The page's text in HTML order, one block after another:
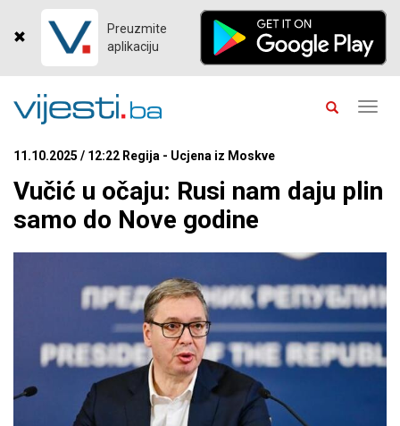
Preuzmite
aplikaciju
11.10.2025 / 12:22 Regija - Ucjena iz Moskve
Vučić u očaju: Rusi nam daju plin
samo do Nove godine